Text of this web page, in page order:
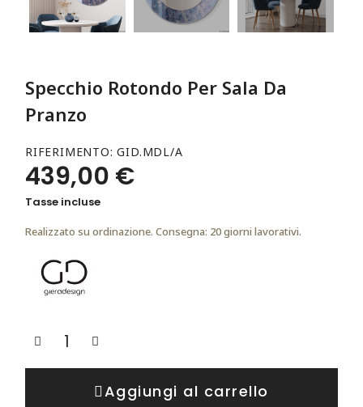
Specchio Rotondo Per Sala Da
Pranzo
RIFERIMENTO GID.MDL/A
439,00 €
Tasse incluse
Realizzato su ordinazione. Consegna: 20 giorni lavorativi.
Aggiungi al carrello